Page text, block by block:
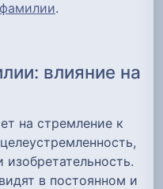
.
влияние на
на стремление к
изобретательность.
в постоянном и